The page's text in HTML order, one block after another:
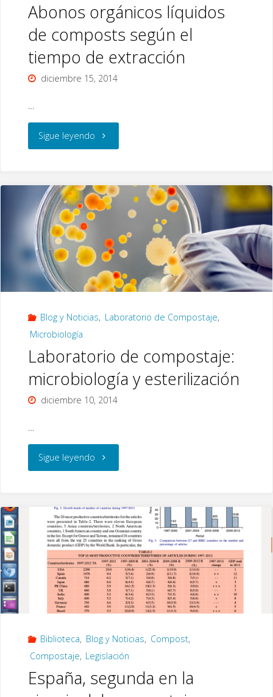
Abonos orgánicos líquidos
de composts según el
tiempo de extracción
diciembre 15, 2014
…
Sigue leyendo"Abonos
líquidos
de
composts
según
el
tiempo
extracción"
Blog y Noticias, Laboratorio de Compostaje,
Microbiología
Laboratorio de compostaje:
microbiología y esterilización
diciembre 10, 2014
…
Sigue leyendo"Laboratorio
compostaje:
microbiología
y
esterilización"
Biblioteca, Blog y Noticias, Compost,
Compostaje, Legislación
España, segunda en la